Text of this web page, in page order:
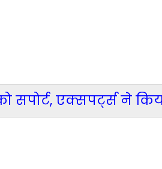
सपोर्ट, एक्सपर्ट्स ने